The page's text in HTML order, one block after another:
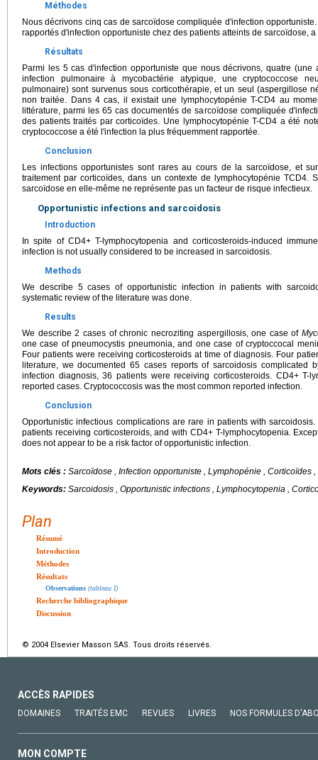
Méthodes
Nous décrivons cinq cas de sarcoïdose compliquée d'infection
rapportés d'infection opportuniste chez des patients atteints de sarcoïdose, a
Résultats
Parmi les 5 cas d'infection opportuniste que nous décrivons, quatre (une
infection pulmonaire à mycobactérie atypique, une cryptococcose
pulmonaire) sont survenus sous corticothérapie, et un seul (aspergillose
non traitée. Dans 4 cas, il existait une lymphocytopénie T-CD4 au
littérature, parmi les 65 cas documentés de sarcoïdose compliquée
des patients traités par corticoïdes. Une lymphocytopénie T-CD4 a été
cryptococcose a été l'infection la plus fréquemment rapportée.
Conclusion
Les infections opportunistes sont rares au cours de la sarcoïdose, et
traitement par corticoïdes, dans un contexte de lymphocytopénie TCD4.
sarcoïdose en elle-même ne représente pas un facteur de risque infectieux.
Opportunistic infections and sarcoidosis
Introduction
In spite of CD4+ T-lymphocytopenia and corticosteroids-induced
infection is not usually considered to be increased in sarcoidosis.
Methods
We describe 5 cases of opportunistic infection in patients with
systematic review of the literature was done.
Results
We describe 2 cases of chronic necroziting aspergillosis, one case of
one case of pneumocystis pneumonia, and one case of cryptoccocal
Four patients were receiving corticosteroids at time of diagnosis. Four
literature, we documented 65 cases reports of sarcoidosis complicated
infection diagnosis, 36 patients were receiving corticosteroids. CD4+ T-
reported cases. Cryptococcosis was the most common reported infection.
Conclusion
Opportunistic infectious complications are rare in patients with
patients receiving corticosteroids, and with CD4+ T-lymphocytopenia.
does not appear to be a risk factor of opportunistic infection.
Mots clés : Sarcoïdose , Infection opportuniste , Lymphopénie , Corticoïdes
Keywords: Sarcoidosis , Opportunistic infections , Lymphocytopenia ,
Plan
Résumé
Introduction
Méthodes
Résultats
Observations (tableau I)
Recherche bibliographique
Discussion
© 2004 Elsevier Masson SAS. Tous droits réservés.
ACCÈS RAPIDES
DOMAINES TRAITÉS EMC REVUES LIVRES NOS FORMULES
MON COMPTE